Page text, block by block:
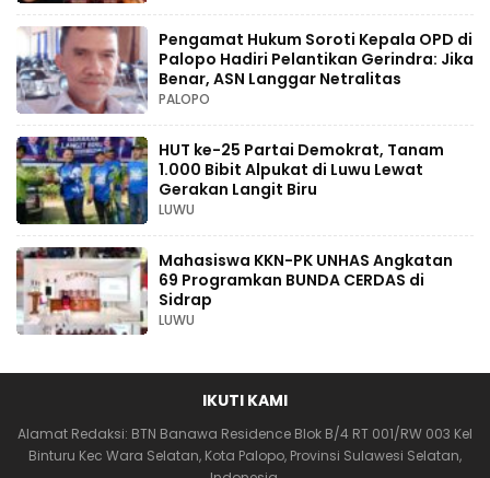
Pengamat Hukum Soroti Kepala OPD di
Palopo Hadiri Pelantikan Gerindra: Jika
Benar, ASN Langgar Netralitas
PALOPO
HUT ke-25 Partai Demokrat, Tanam
1.000 Bibit Alpukat di Luwu Lewat
Gerakan Langit Biru
LUWU
Mahasiswa KKN-PK UNHAS Angkatan
69 Programkan BUNDA CERDAS di
Sidrap
LUWU
IKUTI KAMI
Alamat Redaksi: BTN Banawa Residence Blok B/4 RT 001/RW 003 Kel
Binturu Kec Wara Selatan, Kota Palopo, Provinsi Sulawesi Selatan,